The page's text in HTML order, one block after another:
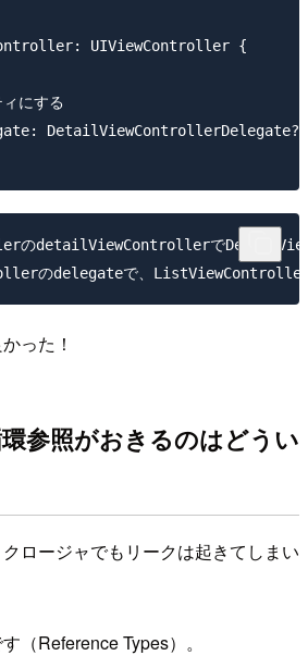
UIViewController {
にする
DetailViewControllerDelegate?
のdetailViewControllerで
った！
参照がおきるのはどうい
ロージャでもリークは起きてしまい
（Reference Types）。